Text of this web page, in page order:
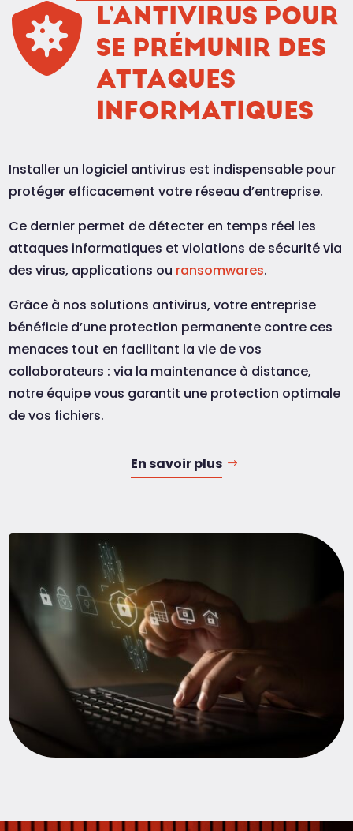
 L’ANTIVIRUS POUR
SE PRÉMUNIR DES
ATTAQUES
INFORMATIQUES
Installer un logiciel antivirus est indispensable pour
protéger efficacement votre réseau d’entreprise.
Ce dernier permet de détecter en temps réel les
attaques informatiques et violations de sécurité via
des virus, applications ou ransomwares.
Grâce à nos solutions antivirus, votre entreprise
bénéficie d’une protection permanente contre ces
menaces tout en facilitant la vie de vos
collaborateurs : via la maintenance à distance,
notre équipe vous garantit une protection optimale
de vos fichiers.
En savoir plus